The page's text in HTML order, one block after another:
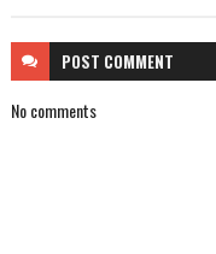
POST COMMENT
No comments